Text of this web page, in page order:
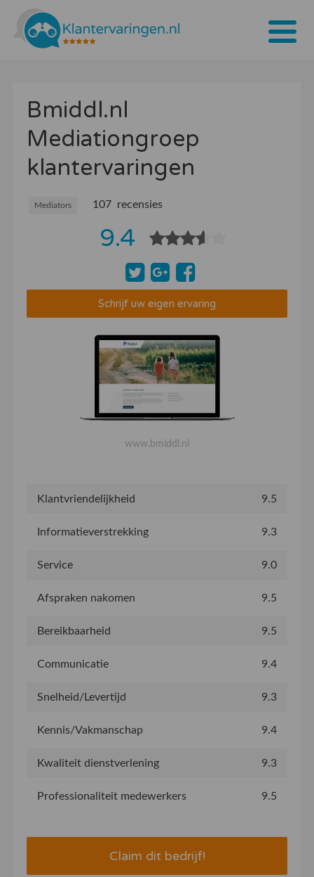
Tarieven
Bedrijven
Over ons
Blogs
Bmiddl.nl
Mediationgroep
klantervaringen
Mediators 107 recensies
9.4
Schrijf uw eigen ervaring
www.bmiddl.nl
Klantvriendelijkheid 9.5
Informatieverstrekking 9.3
Service 9.0
Afspraken nakomen 9.5
Bereikbaarheid 9.5
Communicatie 9.4
Snelheid/Levertijd 9.3
Kennis/Vakmanschap 9.4
Kwaliteit dienstverlening 9.3
Professionaliteit medewerkers 9.5
Claim dit bedrijf!